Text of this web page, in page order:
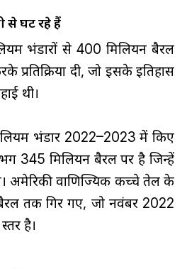
से घट रहे हैं
भंडारों से 400 मिलियन बैरल
प्रतिक्रिया दी, जो इसके इतिहास
थी।
भंडार 2022–2023 में किए
345 मिलियन बैरल पर है जिन्हें
अमेरिकी वाणिज्यिक कच्चे तेल के
तक गिर गए, जो नवंबर 2022
है।